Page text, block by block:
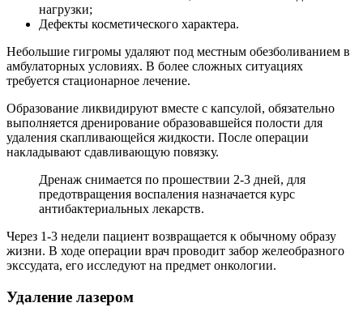
нагрузки;
Дефекты косметического характера.
Небольшие гигромы удаляют под местным обезболиванием в
амбулаторных условиях. В более сложных ситуациях
требуется стационарное лечение.
Образование ликвидируют вместе с капсулой, обязательно
выполняется дренирование образовавшейся полости для
удаления скапливающейся жидкости. После операции
накладывают сдавливающую повязку.
Дренаж снимается по прошествии 2-3 дней, для
предотвращения воспаления назначается курс
антибактериальных лекарств.
Через 1-3 недели пациент возвращается к обычному образу
жизни. В ходе операции врач проводит забор желеобразного
экссудата, его исследуют на предмет онкологии.
Удаление лазером